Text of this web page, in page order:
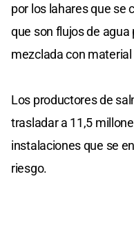
por los lahares que se
que son flujos de
mezclada con
Los productores de
trasladar a 11,5
instalaciones que se
riesgo.